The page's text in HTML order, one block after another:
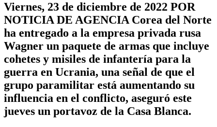
Viernes, 23 de diciembre de 2022 POR
NOTICIA DE AGENCIA Corea del Norte
ha entregado a la empresa privada rusa
Wagner un paquete de armas que incluye
cohetes y misiles de infantería para la
guerra en Ucrania, una señal de que el
grupo paramilitar está aumentando su
influencia en el conflicto, aseguró este
jueves un portavoz de la Casa Blanca.